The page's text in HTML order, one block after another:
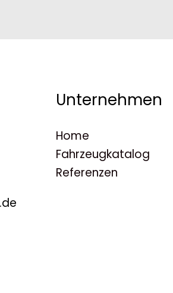
Unternehmen
Home
Fahrzeugkatalog
Referenzen